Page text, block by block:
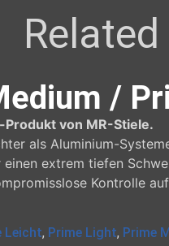
/
Produkt von MR-Stiele.
als Aluminium-
extrem tiefen
Kontrolle
Leicht, Prime Light, Prime